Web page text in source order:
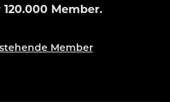
Member.
Member